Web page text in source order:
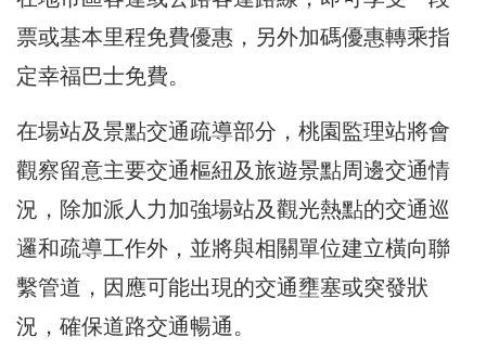
票或基本里程免費優惠，另外加碼優惠轉乘指
定幸福巴士免費。
在場站及景點交通疏導部分，桃園監理站將會
觀察留意主要交通樞紐及旅遊景點周邊交通情
況，除加派人力加強場站及觀光熱點的交通巡
邏和疏導工作外，並將與相關單位建立橫向聯
繫管道，因應可能出現的交通壅塞或突發狀
況，確保道路交通暢通。